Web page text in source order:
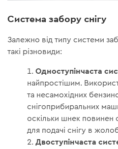
Система забору снігу
Залежно від типу системи
такі різновиди:
Одноступінчаста
найпростішим.
та несамохідних
снігоприбиральних
оскільки шнек повинен
для подачі снігу в
Двоступінчаста